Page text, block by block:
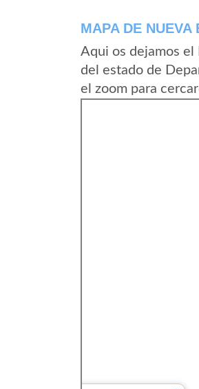
MAPA DE NUEVA
Aqui os dejamos
del estado de
el zoom para